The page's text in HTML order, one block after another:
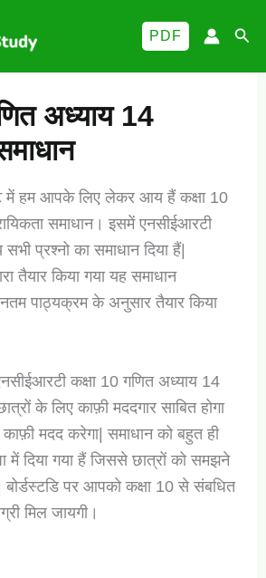
PDF
अध्याय 14
में हम आपके लिए लेकर आय हैं कक्षा 10
समाधान। इसमें एनसीईआरटी
प्रश्नो का समाधान दिया हैं|
तैयार किया गया यह समाधान
पाठ्यक्रम के अनुसार तैयार किया
कक्षा 10 गणित अध्याय 14
के लिए काफ़ी मददगार साबित होगा
मदद करेगा| समाधान को बहुत ही
में दिया गया हैं जिससे छात्रों को समझने
बोर्डस्टडि पर आपको कक्षा 10 से संबधित
मिल जायगी।